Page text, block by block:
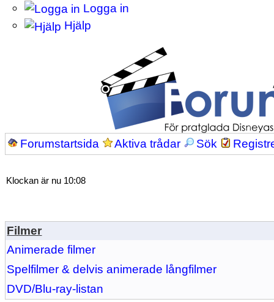
Logga in
Hjälp
Forumstartsida Aktiva trådar Sök
Klockan är nu 10:08
Filmer
Animerade filmer
Spelfilmer & delvis animerade långfilmer
DVD/Blu-ray-listan